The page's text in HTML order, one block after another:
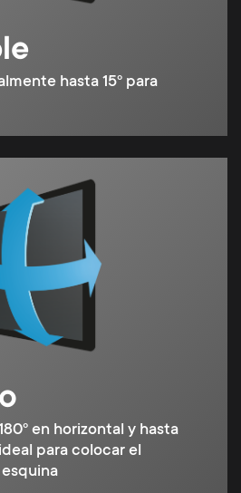
hasta 15º para
en horizontal y hasta
para colocar el